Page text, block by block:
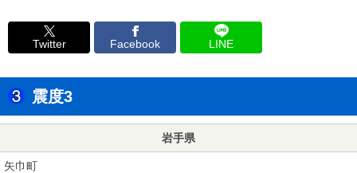
Twitter Facebook LINE
震度3
岩手県
矢巾町